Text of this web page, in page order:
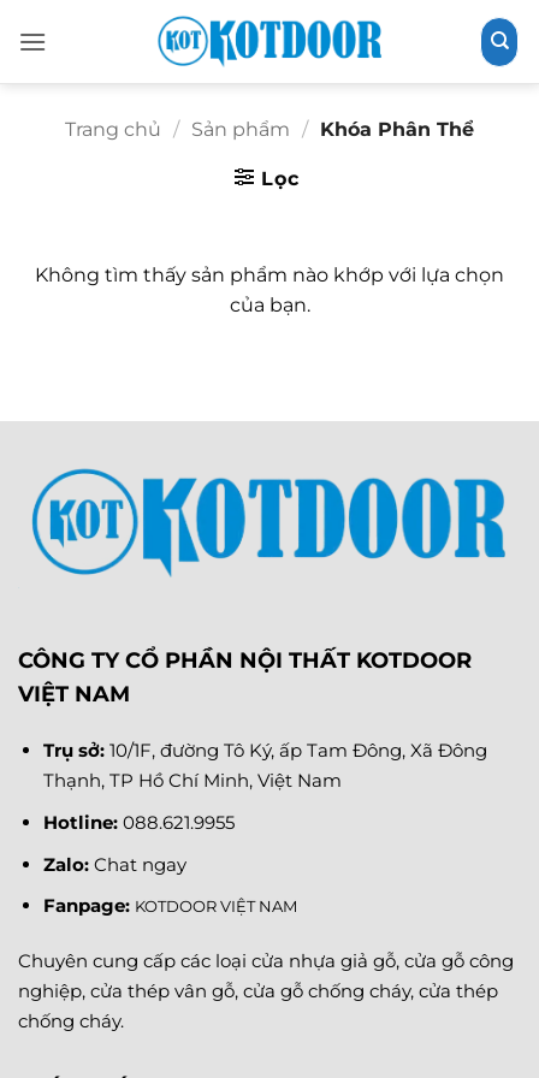
qua
Trang chủ / Sản phẩm / Khóa Phân Thể
Lọc
Không tìm thấy sản phẩm nào khớp với lựa chọn
của bạn.
CÔNG TY CỔ PHẦN NỘI THẤT KOTDOOR
VIỆT NAM
Trụ sở: 10/1F, đường Tô Ký, ấp Tam Đông, Xã Đông
Thạnh, TP Hồ Chí Minh, Việt Nam
Hotline: 088.621.9955
Zalo: Chat ngay
Fanpage: KOTDOOR VIỆT NAM
Chuyên cung cấp các loại cửa nhựa giả gỗ, cửa gỗ công
nghiệp, cửa thép vân gỗ, cửa gỗ chống cháy, cửa thép
chống cháy.